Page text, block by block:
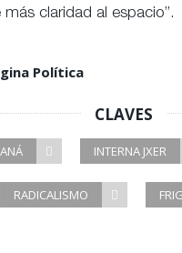
más claridad al espacio”.
Política
CLAVES
INTERNA JXER
RADICALISMO